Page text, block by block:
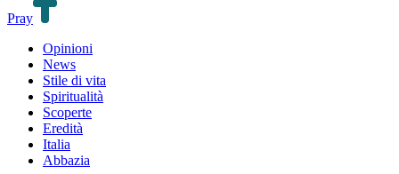
Pray
Opinioni
News
Stile di vita
Spiritualità
Scoperte
Eredità
Italia
Abbazia